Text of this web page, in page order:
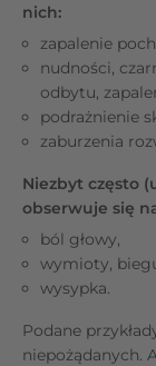
nich:
zapalenie
nudności,
odbytu,
podrażnienie
zaburzenia
Niezbyt często
obserwuje się
ból głowy,
wymioty,
wysypka.
Podane
niepożądanych.